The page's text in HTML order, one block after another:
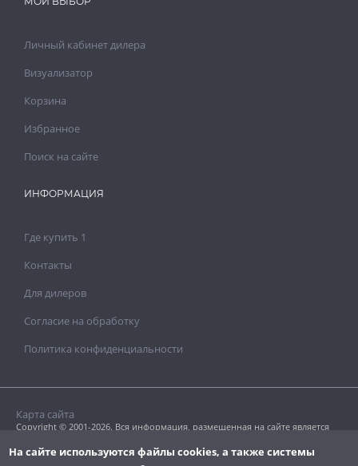
Личный кабинет дилера
Визуализатор
Корзина
Избранное
Поиск на сайте
ИНФОРМАЦИЯ
Где купить 1
Контакты
Для дилеров
Согласие на обработку
Политика конфиденциальности
Copyright © 2001-2026. Вся информация, размещенная на сайте является
Копирование текстовых или графических материалов допускается только
с разрешения правообладателя.
Карта сайта
На сайте используются файлы cookies, а также системы